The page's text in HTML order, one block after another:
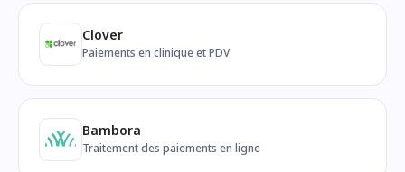
Clover
Paiements en clinique et PDV
Bambora
Traitement des paiements en ligne